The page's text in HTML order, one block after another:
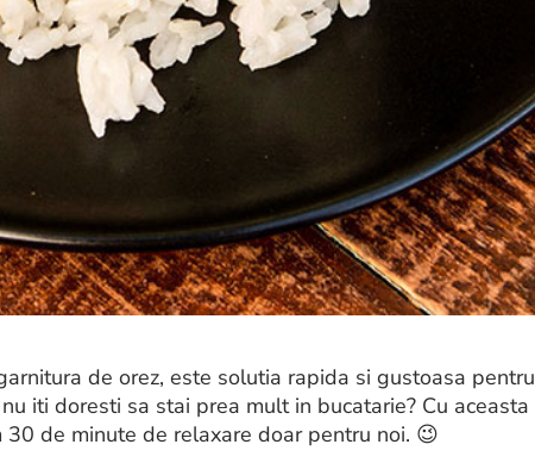
de orez, este solutia rapida si gustoasa pentru
iti doresti sa stai prea mult in bucatarie? Cu aceasta
de minute de relaxare doar pentru noi. 😉